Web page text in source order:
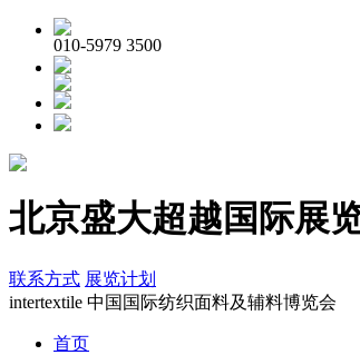
010-5979 3500
北京盛大超越国际展
联系方式 展览计划
intertextile 中国国际纺织面料及辅料博览会
首页